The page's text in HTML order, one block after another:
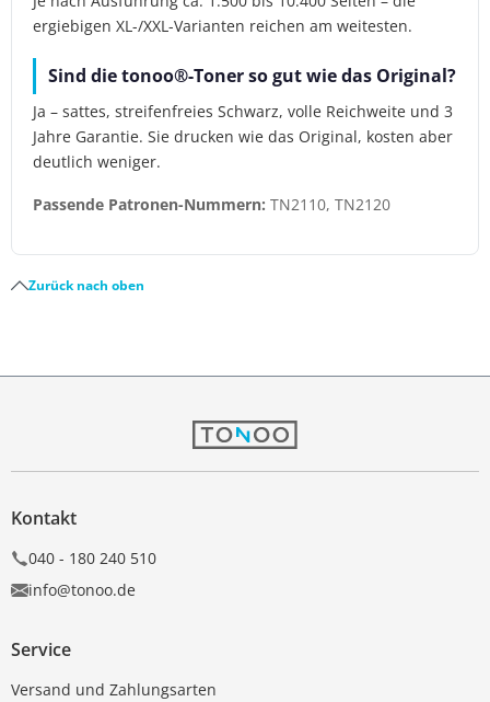
ergiebigen XL-/XXL-Varianten reichen am weitesten.
Sind die tonoo®-Toner so gut wie das Original?
Ja – sattes, streifenfreies Schwarz, volle Reichweite und 3
Jahre Garantie. Sie drucken wie das Original, kosten aber
deutlich weniger.
Passende Patronen-Nummern: TN2110, TN2120
Zurück nach oben
Kontakt
040 - 180 240 510
info@tonoo.de
Service
Versand und Zahlungsarten